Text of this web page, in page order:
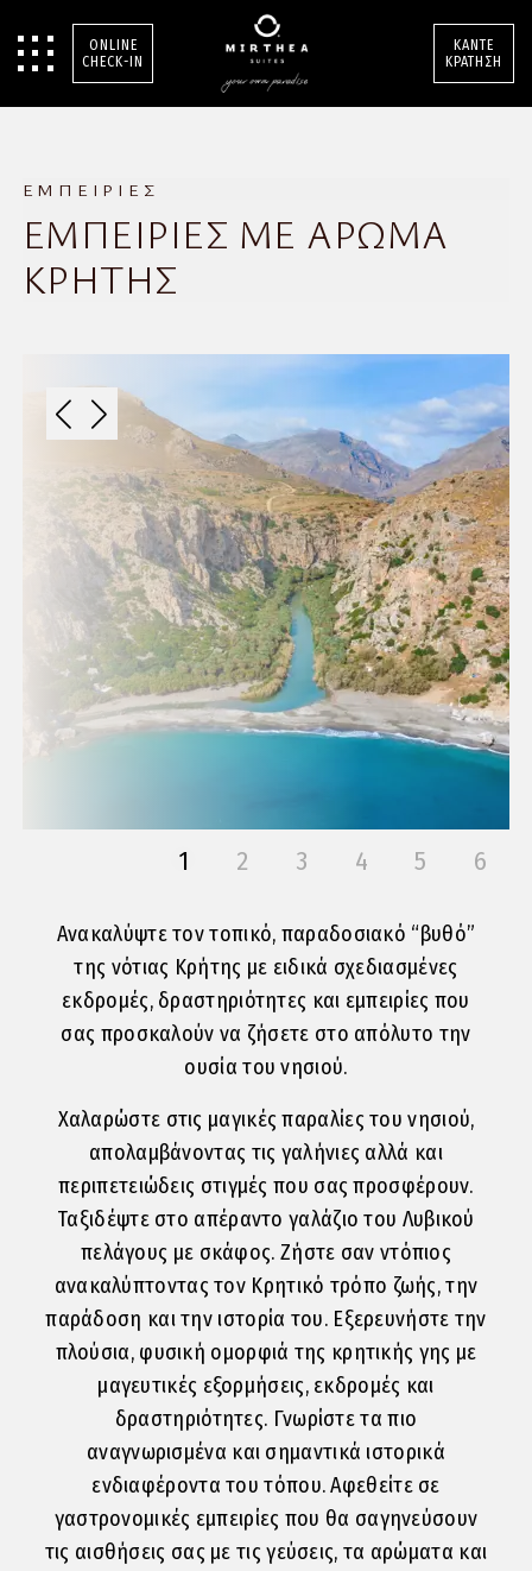
ONLINE
CHECK-IN
ΚΑΝΤΕ
ΚΡΑΤΗΣΗ
ΕΜΠΕΙΡΙΕΣ
ΕΜΠΕΙΡΙΕΣ ΜΕ ΑΡΩΜΑ
ΚΡΗΤΗΣ
1 2 3 4 5 6
Ανακαλύψτε τον τοπικό, παραδοσιακό “βυθό”
της νότιας Κρήτης με ειδικά σχεδιασμένες
εκδρομές, δραστηριότητες και εμπειρίες που
σας προσκαλούν να ζήσετε στο απόλυτο την
ουσία του νησιού.
Χαλαρώστε στις μαγικές παραλίες του νησιού,
απολαμβάνοντας τις γαλήνιες αλλά και
περιπετειώδεις στιγμές που σας προσφέρουν.
Ταξιδέψτε στο απέραντο γαλάζιο του Λυβικού
πελάγους με σκάφος. Ζήστε σαν ντόπιος
ανακαλύπτοντας τον Κρητικό τρόπο ζωής, την
παράδοση και την ιστορία του. Εξερευνήστε την
πλούσια, φυσική ομορφιά της κρητικής γης με
μαγευτικές εξορμήσεις, εκδρομές και
δραστηριότητες. Γνωρίστε τα πιο
αναγνωρισμένα και σημαντικά ιστορικά
ενδιαφέροντα του τόπου. Αφεθείτε σε
γαστρονομικές εμπειρίες που θα σαγηνεύσουν
τις αισθήσεις σας με τις γεύσεις, τα αρώματα και